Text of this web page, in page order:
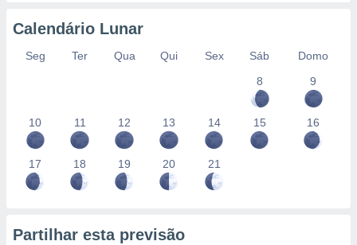
Calendário Lunar
Seg Ter Qua Qui Sex Sáb
Domo
8
9
10 11 12 13 14 15 16
17 18 19 20 21
Partilhar esta previsão